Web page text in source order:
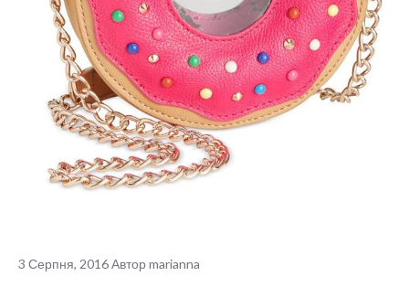
3 Серпня, 2016Авторmarianna